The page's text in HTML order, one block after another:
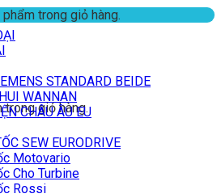
trong giỏ hàng.
trong giỏ hàng.
STANDARD BEIDE
WANNAN
CHÂU ÂU EU
SEW EURODRIVE
Motovario
Cho Turbine
Rossi